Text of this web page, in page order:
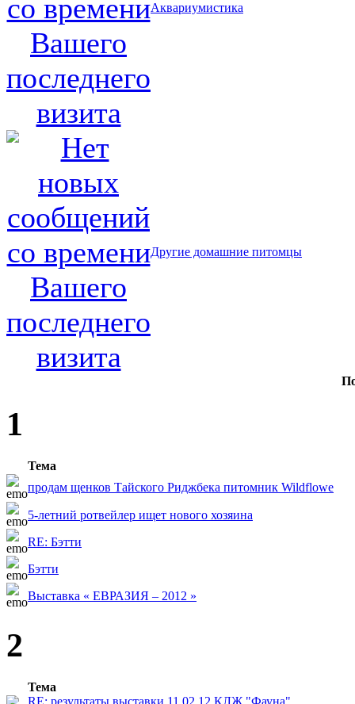
Аквариумистика
Другие домашние питомцы
1
Тема
продам щенков Тайского Риджбека питомник Wildflowe
5-летний ротвейлер ищет нового хозяина
RE: Бэтти
Бэтти
Выставка « ЕВРАЗИЯ – 2012 »
2
Тема
RE: результаты выставки 11.02.12 КЛЖ "Фауна",